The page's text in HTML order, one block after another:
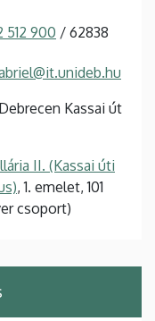
512 900 / 62838
Kassai út
II. (Kassai úti
, 1. emelet, 101
csoport)